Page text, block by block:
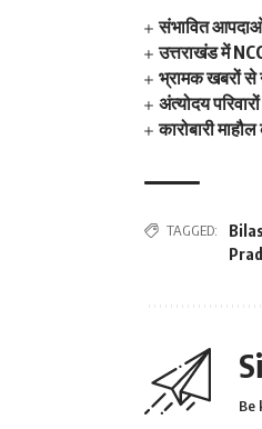
संभावित
उत्तराखंड में
भ्रामक खबरों से
अंत्योदय
कारोबारी
TAGGED:
Be